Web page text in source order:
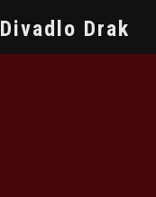
Divadlo Drak